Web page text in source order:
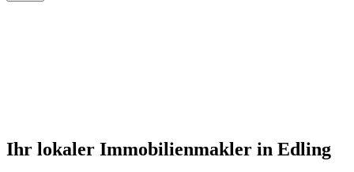
Ihr lokaler Immobilienmakler in Edling